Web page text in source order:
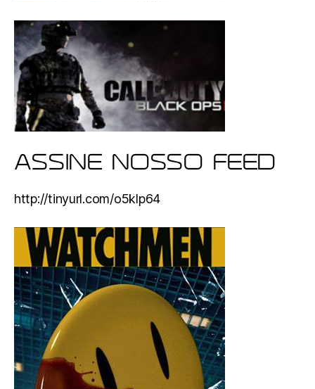
ASSINE NOSSO FEED
http://tinyurl.com/o5klp64